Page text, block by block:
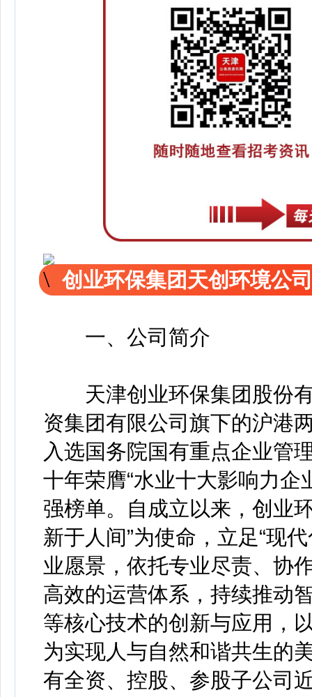
创业环保集团天创环境公
一、公司简介
天津创业环保集团股份有
资集团有限公司旗下的沪港
入选国务院国有重点企业管
十年荣膺“水业十大影响力企
强榜单。自成立以来，创业
新于人间”为使命，立足“现
业愿景，依托专业尽责、协
高效的运营体系，持续推动
等核心技术的创新与应用，
为实现人与自然和谐共生的
有全资、控股、参股子公司